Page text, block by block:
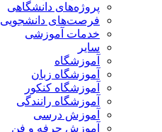
پروژه‌های دانشگاهی
فرصت‌های دانشجویی
خدمات آموزشی
سایر
آموزشگاه
آموزشگاه زبان
آموزشگاه کنکور
آموزشگاه رانندگی
آموزش درسی
آموزش حرفه و فن